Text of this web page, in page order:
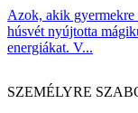
Azok, akik gyermekre
húsvét nyújtotta
energiákat. V...
SZEMÉLYRE